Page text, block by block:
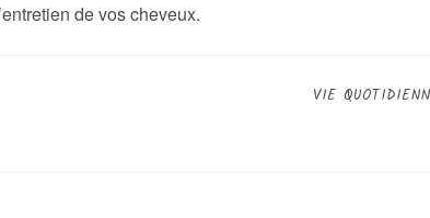
de vos cheveux.
VIE